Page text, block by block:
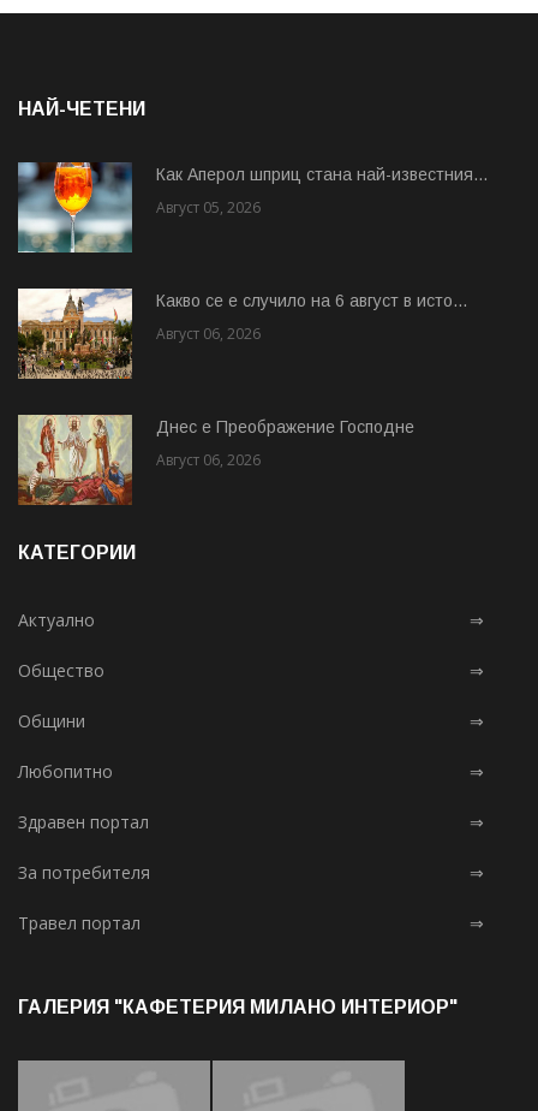
НАЙ-ЧЕТЕНИ
Как Аперол шприц стана най-известния...
Август 05, 2026
Какво се е случило на 6 август в исто...
Август 06, 2026
Днес е Преображение Господне
Август 06, 2026
КАТЕГОРИИ
Актуално ⇒
Общество ⇒
Общини ⇒
Любопитно ⇒
Здравен портал ⇒
За потребителя ⇒
Травел портал ⇒
ГАЛЕРИЯ "КАФЕТЕРИЯ МИЛАНО ИНТЕРИОР"